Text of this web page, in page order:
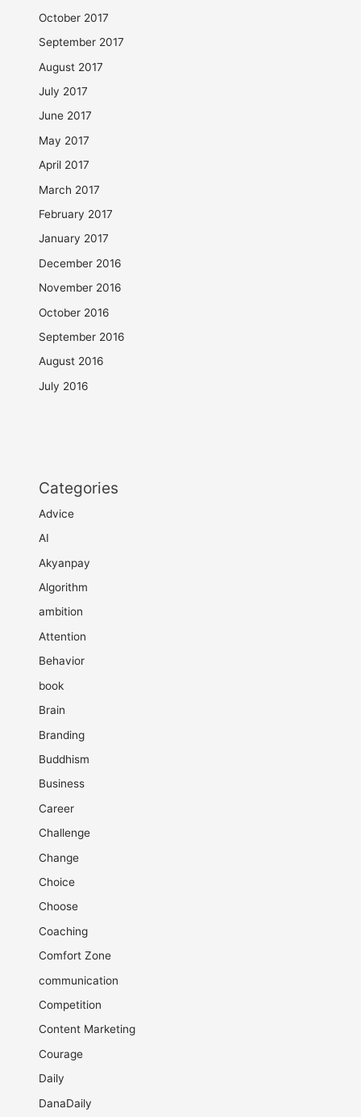
October 2017
September 2017
August 2017
July 2017
June 2017
May 2017
April 2017
March 2017
February 2017
January 2017
December 2016
November 2016
October 2016
September 2016
August 2016
July 2016
Categories
Advice
AI
Akyanpay
Algorithm
ambition
Attention
Behavior
book
Brain
Branding
Buddhism
Business
Career
Challenge
Change
Choice
Choose
Coaching
Comfort Zone
communication
Competition
Content Marketing
Courage
Daily
DanaDaily